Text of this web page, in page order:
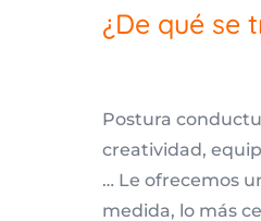
¿De qué se
Postura
creatividad,
… Le ofrecemos
medida, lo más